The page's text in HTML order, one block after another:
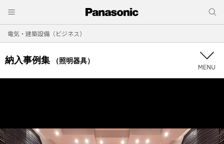
電気・建築設備（ビジネス）
納入事例集 （照明器具）